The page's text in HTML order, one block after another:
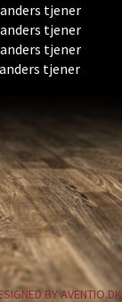
tjener
tjener
tjener
tjener
BY AVENTIO.DK